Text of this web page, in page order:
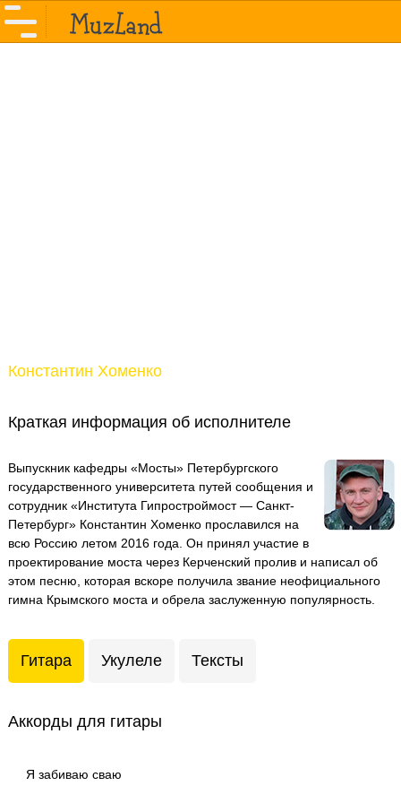
Константин Хоменко
Краткая информация об исполнителе
Выпускник кафедры «Мосты» Петербургского
государственного университета путей сообщения и
сотрудник «Института Гипростроймост — Санкт-
Петербург» Константин Хоменко прославился на
всю Россию летом 2016 года. Он принял участие в
проектирование моста через Керченский пролив и написал об
этом песню, которая вскоре получила звание неофициального
гимна Крымского моста и обрела заслуженную популярность.
Гитара Укулеле Тексты
Аккорды для гитары
Я забиваю сваю